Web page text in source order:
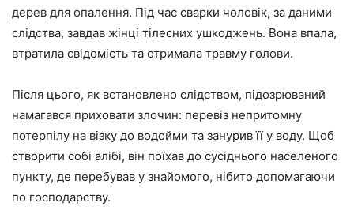
дерев для опалення. Під час сварки чоловік, за даними
слідства, завдав жінці тілесних ушкоджень. Вона впала,
втратила свідомість та отримала травму голови.
Після цього, як встановлено слідством, підозрюваний
намагався приховати злочин: перевіз непритомну
потерпілу на візку до водойми та занурив її у воду. Щоб
створити собі алібі, він поїхав до сусіднього населеного
пункту, де перебував у знайомого, нібито допомагаючи
по господарству.